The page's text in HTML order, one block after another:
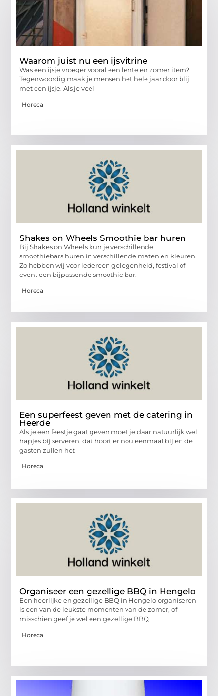
Waarom juist nu een ijsvitrine
Was een ijsje vroeger vooral een lente en zomer item?
Tegenwoordig maak je mensen het hele jaar door blij
met een ijsje. Als je veel
Horeca
Shakes on Wheels Smoothie bar huren
Bij Shakes on Wheels kun je verschillende
smoothiebars huren in verschillende maten en kleuren.
Zo hebben wij voor iedereen gelegenheid, festival of
event een bijpassende smoothie bar.
Horeca
Een superfeest geven met de catering in
Heerde
Als je een feestje gaat geven moet je daar natuurlijk wel
hapjes bij serveren, dat hoort er nou eenmaal bij en de
gasten zullen het
Horeca
Organiseer een gezellige BBQ in Hengelo
Een heerlijke en gezellige BBQ in Hengelo organiseren
is een van de leukste momenten van de zomer, of
misschien geef je wel een gezellige BBQ
Horeca